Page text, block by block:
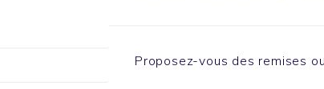
Proposez-vous des remises